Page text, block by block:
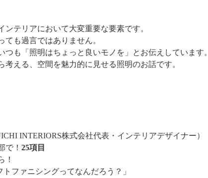
テリアにおいて大変重要な要素です。
も過言ではありません。
つも「照明はちょっと良いモノを」とお伝えしています。
考える、空間を魅力的に見せる照明のお話です。
INTERIORS株式会社代表・インテリアデザイナー）
で！ 25項目
！
トファニシングってなんだろう？」